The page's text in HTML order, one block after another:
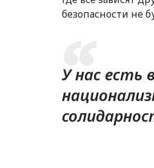
безопасности не
У нас есть